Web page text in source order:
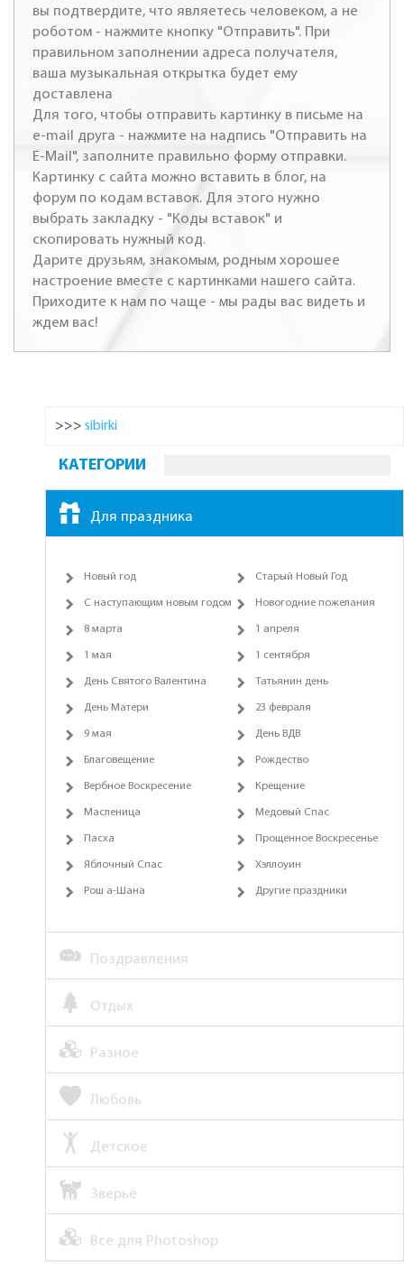
вы подтвердите, что являетесь человеком, а не
роботом - нажмите кнопку "Отправить". При
правильном заполнении адреса получателя,
ваша музыкальная открытка будет ему
доставлена
Для того, чтобы отправить картинку в письме на
e-mail друга - нажмите на надпись "Отправить на
E-Mail", заполните правильно форму отправки.
Картинку с сайта можно вставить в блог, на
форум по кодам вставок. Для этого нужно
выбрать закладку - "Коды вставок" и
скопировать нужный код.
Дарите друзьям, знакомым, родным хорошее
настроение вместе с картинками нашего сайта.
Приходите к нам по чаще - мы рады вас видеть и
ждем вас!
>>> sibirki
КАТЕГОРИИ
Для праздника
Новый год Старый Новый Год
С наступающим новым годом Новогодние пожелания
8 марта 1 апреля
1 мая 1 сентября
День Святого Валентина Татьянин день
День Матери 23 февраля
9 мая День ВДВ
Благовещение Рождество
Вербное Воскресение Крещение
Масленица Медовый Спас
Пасха Прощенное Воскресенье
Яблочный Спас Хэллоуин
Рош а-Шана Другие праздники
Поздравления
Отдых
Разное
Любовь
Детское
Зверьё
Все для Photoshop